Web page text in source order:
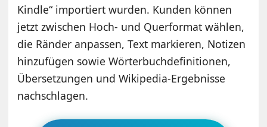
Kindle“ importiert wurden. Kunden können
jetzt zwischen Hoch- und Querformat wählen,
die Ränder anpassen, Text markieren, Notizen
hinzufügen sowie Wörterbuchdefinitionen,
Übersetzungen und Wikipedia-Ergebnisse
nachschlagen.